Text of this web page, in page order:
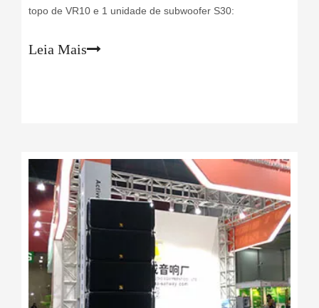
topo de VR10 e 1 unidade de subwoofer S30:
Leia Mais